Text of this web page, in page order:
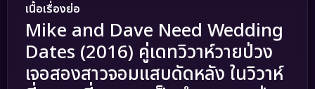
เนื้อเรื่องย่อ
Mike and Dave Need Wedding
Dates (2016) คู่เดทวิวาห์วายป่วง
เจอสองสาวจอมแสบดัดหลัง ในวิวาห์